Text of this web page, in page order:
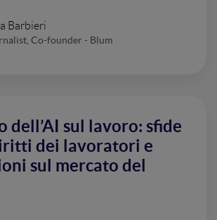
Barbieri
Co-founder - Blum
dell’AI sul lavoro: sfide
dei lavoratori e
sul mercato del